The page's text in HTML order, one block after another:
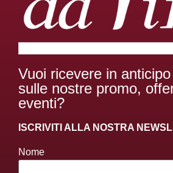
Vuoi ricevere in
sulle nostre promo,
eventi?
ISCRIVITI ALLA NOSTRA
Nome